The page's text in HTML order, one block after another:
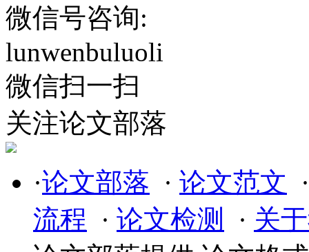
微信号咨询:
lunwenbuluoli
微信扫一扫
关注论文部落
·论文部落 · 论文范文
流程 · 论文检测 · 关